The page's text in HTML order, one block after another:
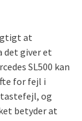
at
det giver et
SL500 kan
for fejl i
og
betyder at